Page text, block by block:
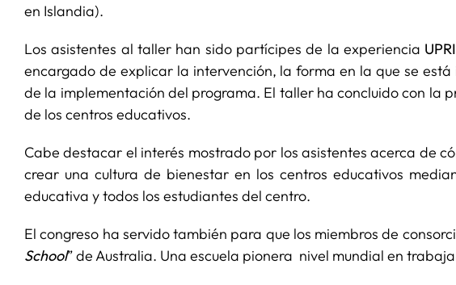
en Islandia).
Los asistentes al taller han sido partícipes de la experiencia
encargado de explicar la intervención, la forma en la que se
de la implementación del programa. El taller ha concluido con la
de los centros educativos.
Cabe destacar el interés mostrado por los asistentes acerca de
crear una cultura de bienestar en los centros educativos
educativa y todos los estudiantes del centro.
El congreso ha servido también para que los miembros de
School” de Australia. Una escuela pionera nivel mundial en